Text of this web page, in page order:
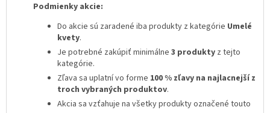
Podmienky akcie:
Do akcie sú zaradené iba produkty z kategórie Umelé
kvety.
Je potrebné zakúpiť minimálne 3 produkty z tejto
kategórie.
Zľava sa uplatní vo forme 100 % zľavy na najlacnejší z
troch vybraných produktov.
Akcia sa vzťahuje na všetky produkty označené touto